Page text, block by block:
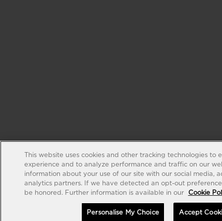
This website uses cookies and other tracking technologies to
experience and to analyze performance and traffic on our
information about your use of our site with our social media,
analytics partners. If we have detected an opt-out
be honored. Further information is available in our
Cookie
Personalise My Choice Accept